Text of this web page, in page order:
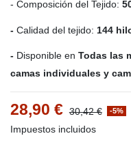
- Composición del Tejido:
- Calidad del tejido: 144
- Disponible en Todas las
camas individuales y
28,90 € 30,42 € -5%
Impuestos incluidos